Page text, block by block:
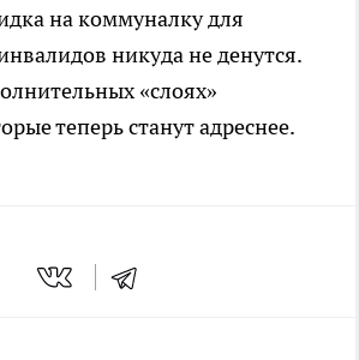
на коммуналку для
никуда не денутся.
«слоях»
теперь станут адреснее.